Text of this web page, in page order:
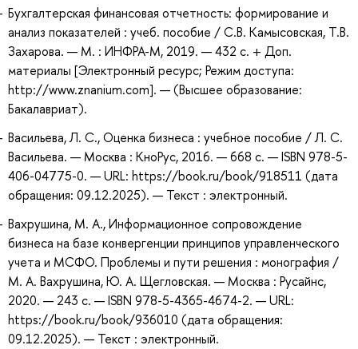
Бухгалтерская финансовая отчетность: формирование и
анализ показателей : учеб. пособие / С.В. Камысовская, Т.В.
Захарова. — М. : ИНФРА-М, 2019. — 432 с. + Доп.
материалы [Электронный ресурс; Режим доступа:
http://www.znanium.com]. — (Высшее образование:
Бакалавриат).
Васильева, Л. С., Оценка бизнеса : учебное пособие / Л. С.
Васильева. — Москва : КноРус, 2016. — 668 с. — ISBN 978-5-
406-04775-0. — URL: https://book.ru/book/918511 (дата
обращения: 09.12.2025). — Текст : электронный.
Вахрушина, М. А., Информационное сопровождение
бизнеса на базе конвергенции принципов управленческого
учета и МСФО. Проблемы и пути решения : монография /
М. А. Вахрушина, Ю. А. Щегловская. — Москва : Русайнс,
2020. — 243 с. — ISBN 978-5-4365-4674-2. — URL:
https://book.ru/book/936010 (дата обращения:
09.12.2025). — Текст : электронный.